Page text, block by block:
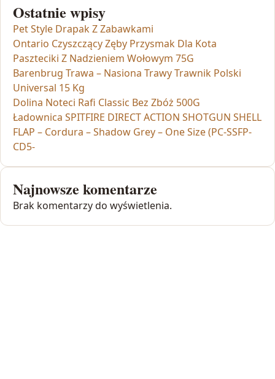
Ostatnie wpisy
Pet Style Drapak Z Zabawkami
Ontario Czyszczący Zęby Przysmak Dla Kota
Paszteciki Z Nadzieniem Wołowym 75G
Barenbrug Trawa – Nasiona Trawy Trawnik Polski
Universal 15 Kg
Dolina Noteci Rafi Classic Bez Zbóż 500G
Ładownica SPITFIRE DIRECT ACTION SHOTGUN SHELL
FLAP – Cordura – Shadow Grey – One Size (PC-SSFP-
CD5-
Najnowsze komentarze
Brak komentarzy do wyświetlenia.